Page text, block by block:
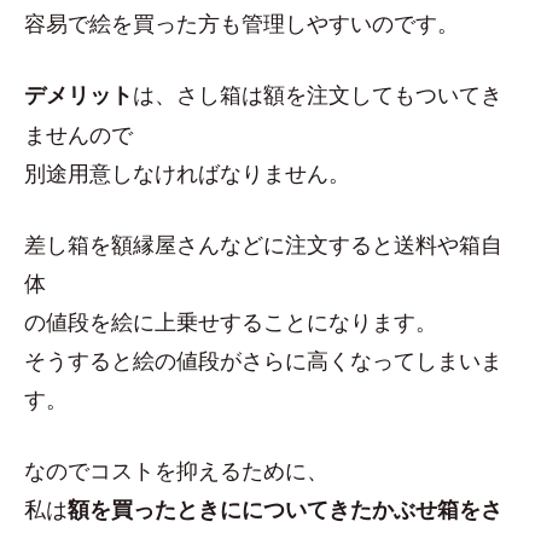
容易で絵を買った方も管理しやすいのです。
デメリットは、さし箱は額を注文してもついてき
ませんので
別途用意しなければなりません。
差し箱を額縁屋さんなどに注文すると送料や箱自
体
の値段を絵に上乗せすることになります。
そうすると絵の値段がさらに高くなってしまいま
す。
なのでコストを抑えるために、
私は額を買ったときにについてきたかぶせ箱をさ